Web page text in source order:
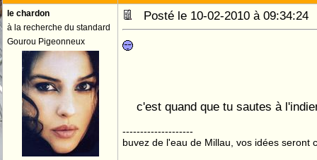
le chardon
à la recherche du standard
Gourou Pigeonneux
Posté le 10-02-2010 à
c'est quand que tu sautes à
--------------------
buvez de l'eau de Millau, vos idées seront